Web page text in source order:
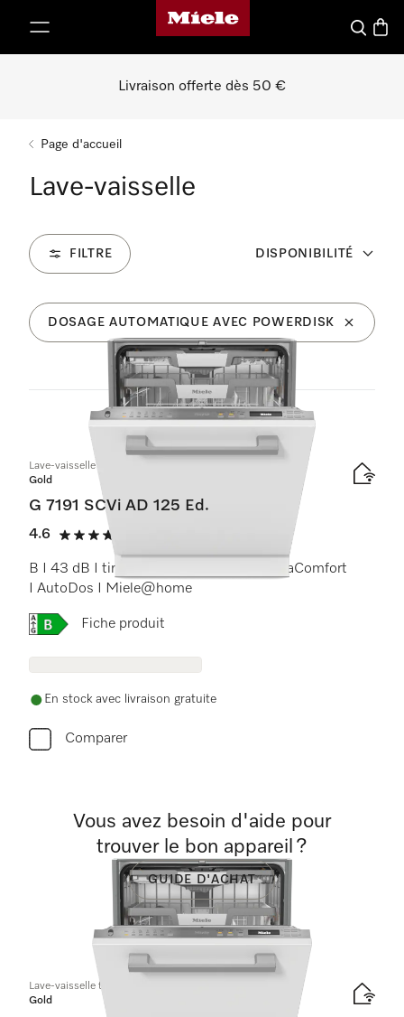
Page d'accueil de Miele
Panier
Livraison offerte dès 50 €
Page d'accueil
Lave-vaisselle
FILTRE DISPONIBILITÉ
DOSAGE AUTOMATIQUE AVEC POWERDISK
29 Produits
Lave-vaisselle totalement intégrable
Gold
G 7191 SCVi AD 125 Ed.
4.6
4.6 étoiles sur 5
B I 43 dB I tiroir à couverts I paniers ExtraComfort
I AutoDos I Miele@home
Online Label Flag, Étiquette énergétique
Fiche produit
En stock avec livraison gratuite
Comparer
Lave-vaisselle totalement intégrable XXL
Gold
Vous avez besoin d'aide pour
trouver le bon appareil ?
GUIDE D'ACHAT